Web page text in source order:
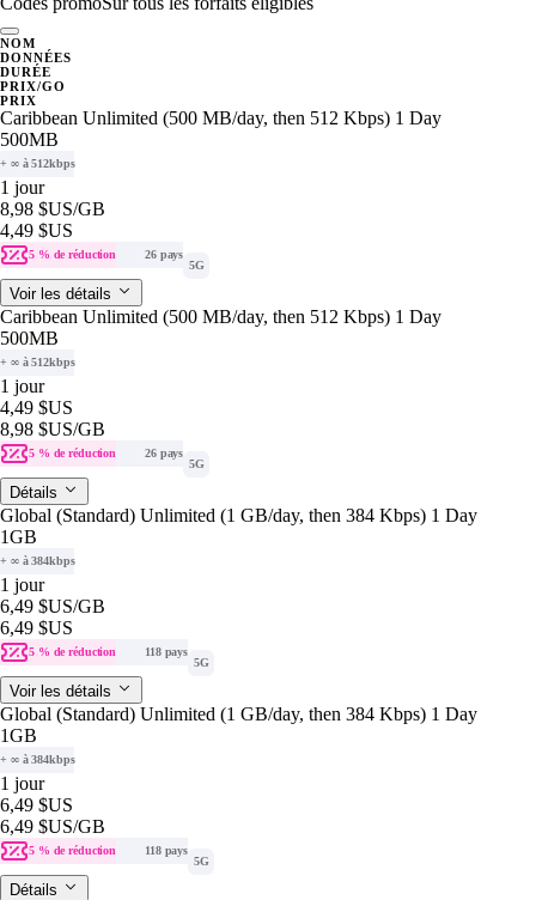
NOM
DONNÉES
DURÉE
PRIX/GO
PRIX
Caribbean Unlimited (500 MB/day, then 512 Kbps) 1 Day
500MB
+ ∞ à 512kbps
1 jour
8,98 $US/GB
4,49 $US
5 % de réduction
26 pays
5G
Voir les détails
Caribbean Unlimited (500 MB/day, then 512 Kbps) 1 Day
500MB
+ ∞ à 512kbps
1 jour
4,49 $US
8,98 $US/GB
5 % de réduction
26 pays
5G
Détails
Global (Standard) Unlimited (1 GB/day, then 384 Kbps) 1 Day
1GB
+ ∞ à 384kbps
1 jour
6,49 $US/GB
6,49 $US
5 % de réduction
118 pays
5G
Voir les détails
Global (Standard) Unlimited (1 GB/day, then 384 Kbps) 1 Day
1GB
+ ∞ à 384kbps
1 jour
6,49 $US
6,49 $US/GB
5 % de réduction
118 pays
5G
Détails